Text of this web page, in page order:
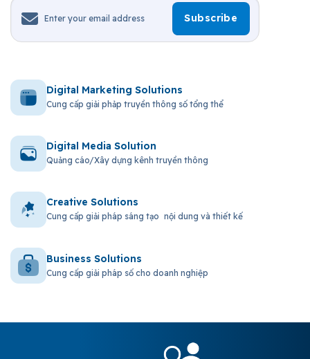
Digital Marketing Solutions
Cung cấp giải phảp truyền thông số tổng thể
Digital Media Solution
Quảng cáo/Xây dựng kênh truyền thông
Creative Solutions
Cung cấp giải pháp sáng tạo nội dung và thiết kế
Business Solutions
Cung cấp giải pháp số cho doanh nghiệp